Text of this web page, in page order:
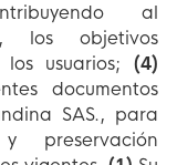
al
los objetivos
usuarios; (4)
documentos
SAS., para
preservación